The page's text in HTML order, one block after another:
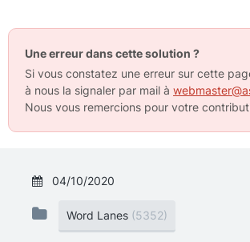
Une erreur dans cette solution ?
Si vous constatez une erreur sur cette
à nous la signaler par mail à
Nous vous remercions pour votre
04/10/2020
Word Lanes (5352)